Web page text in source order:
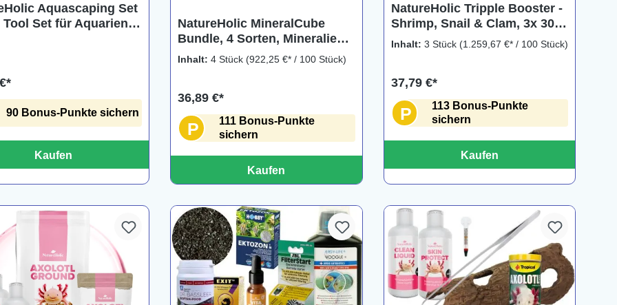
Aquascaping Set
Set für Aquarien, 5
90 Bonus-Punkte sichern
Kaufen
NatureHolic MineralCube
Bundle, 4 Sorten, Mineralien
für Garnelen, Schnecken &
Inhalt:4 Stück (922,25 €* / 100 Stück)
36,89 €*
P
111 Bonus-Punkte
sichern
Kaufen
NatureHolic Tripple Booster -
Shrimp, Snail & Clam, 3x 30
ml
Inhalt: 3 Stück (1.259,67 €* / 100 Stück)
37,79 €*
P
113 Bonus-Punkte
sichern
Kaufen